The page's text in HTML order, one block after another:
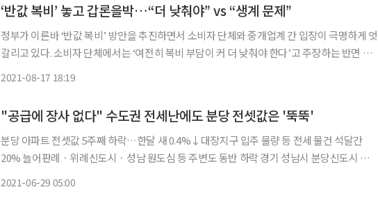
◀ ▶
‘반값 복비’ 놓고 갑론을박…“더 낮춰야” vs “생계 문제”
정부가 이른바 ‘반값 복비’ 방안을 추진하면서 소비자 단체와 중개업계 간 입장이 극명하게 엇
갈리고 있다. 소비자 단체에서는 ‘여전히 복비 부담이 커 더 낮춰야 한다’고 주장하는 반면 공
2021-08-17 18:19
"공급에 장사 없다" 수도권 전세난에도 분당 전셋값은 '뚝뚝'
분당 아파트 전셋값 5주째 하락…한달 새 0.4%↓대장지구 입주 물량 등 전세 물건 석달간
20% 늘어판례ㆍ위례신도시ㆍ성남 원도심 등 주변도 동반 하락 경기 성남시 분당신도시 아
2021-06-29 05:00